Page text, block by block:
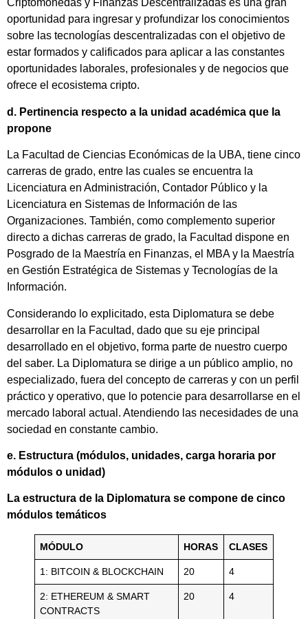
Criptomonedas y Finanzas Descentralizadas es una gran
oportunidad para ingresar y profundizar los conocimientos
sobre las tecnologías descentralizadas con el objetivo de
estar formados y calificados para aplicar a las constantes
oportunidades laborales, profesionales y de negocios que
ofrece el ecosistema cripto.
d. Pertinencia respecto a la unidad académica que la
propone
La Facultad de Ciencias Económicas de la UBA, tiene cinco
carreras de grado, entre las cuales se encuentra la
Licenciatura en Administración, Contador Público y la
Licenciatura en Sistemas de Información de las
Organizaciones. También, como complemento superior
directo a dichas carreras de grado, la Facultad dispone en
Posgrado de la Maestría en Finanzas, el MBA y la Maestría
en Gestión Estratégica de Sistemas y Tecnologías de la
Información.
Considerando lo explicitado, esta Diplomatura se debe
desarrollar en la Facultad, dado que su eje principal
desarrollado en el objetivo, forma parte de nuestro cuerpo
del saber. La Diplomatura se dirige a un público amplio, no
especializado, fuera del concepto de carreras y con un perfil
práctico y operativo, que lo potencie para desarrollarse en el
mercado laboral actual. Atendiendo las necesidades de una
sociedad en constante cambio.
e. Estructura (módulos, unidades, carga horaria por
módulos o unidad)
La estructura de la Diplomatura se compone de cinco
módulos temáticos
MÓDULO HORAS CLASES
1: BITCOIN & BLOCKCHAIN 20 4
2: ETHEREUM & SMART
CONTRACTS
20 4